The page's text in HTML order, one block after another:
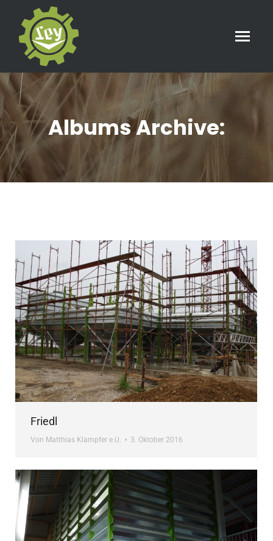
Albums Archive:
Sie befinden sich hier:
Friedl
Von Matthias Klampfer e.U. 3. Oktober 2016